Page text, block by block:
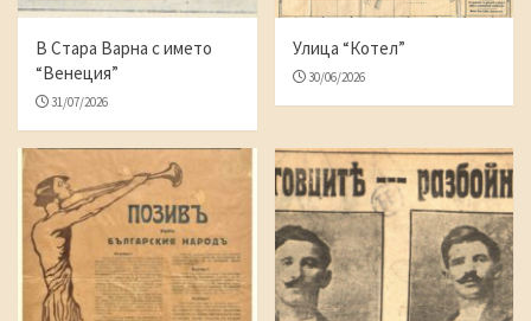
В Стара Варна с името
“Венеция”
31/07/2026
Улица “Котел”
30/06/2026